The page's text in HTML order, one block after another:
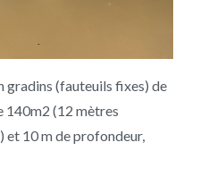
gradins (fauteuils fixes) de
140m2 (12 mètres
et 10 m de profondeur,